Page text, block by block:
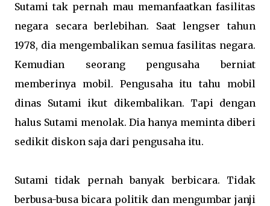
Sutami tak pernah mau memanfaatkan fasilitas
negara secara berlebihan. Saat lengser tahun
1978, dia mengembalikan semua fasilitas negara.
Kemudian seorang pengusaha berniat
memberinya mobil. Pengusaha itu tahu mobil
dinas Sutami ikut dikembalikan. Tapi dengan
halus Sutami menolak. Dia hanya meminta diberi
sedikit diskon saja dari pengusaha itu.
Sutami tidak pernah banyak berbicara. Tidak
berbusa-busa bicara politik dan mengumbar janji